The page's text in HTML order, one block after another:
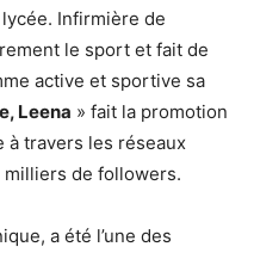
Infirmière de
le sport et fait de
active et sportive sa
Leena » fait la promotion
à travers les réseaux
milliers de followers.
a été l’une des